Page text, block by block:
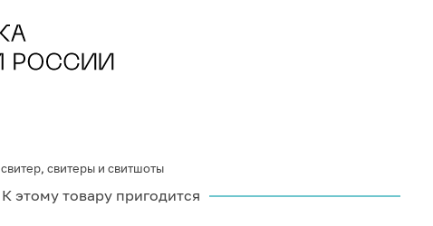
свитер, свитеры и свитшоты
К этому товару пригодится